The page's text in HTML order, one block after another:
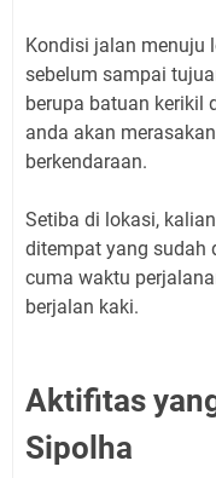
Kondisi jalan menuju
sebelum sampai
berupa batuan kerikil
anda akan
berkendaraan.
Setiba di lokasi,
ditempat yang sudah
cuma waktu
berjalan kaki.
Aktifitas
Sipolha